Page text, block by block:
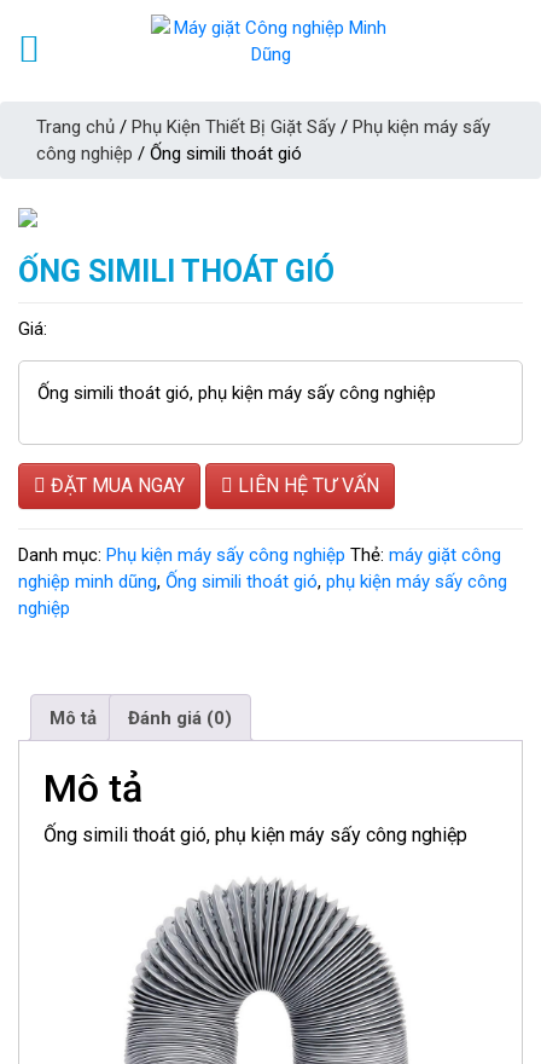
Trang chủ / Phụ Kiện Thiết Bị Giặt Sấy / Phụ kiện máy sấy
công nghiệp / Ống simili thoát gió
ỐNG SIMILI THOÁT GIÓ
Giá:
Ống simili thoát gió, phụ kiện máy sấy công nghiệp
ĐẶT MUA NGAY LIÊN HỆ TƯ VẤN
Danh mục: Phụ kiện máy sấy công nghiệp Thẻ: máy giặt công
nghiệp minh dũng, Ống simili thoát gió, phụ kiện máy sấy công
nghiệp
Mô tả Đánh giá (0)
Mô tả
Ống simili thoát gió, phụ kiện máy sấy công nghiệp